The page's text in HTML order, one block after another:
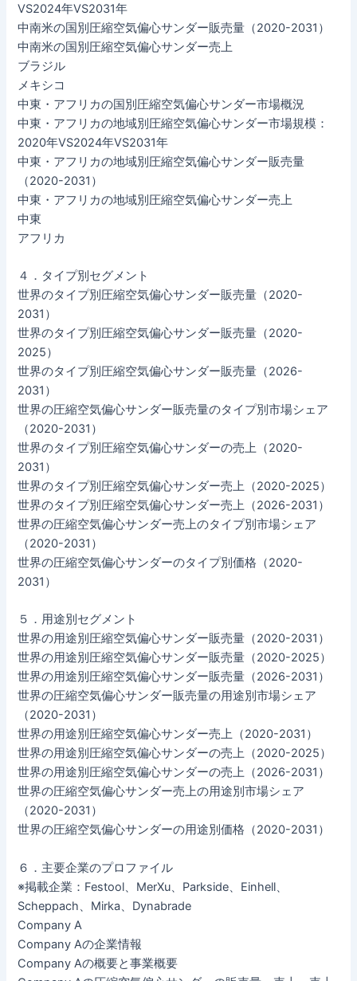
VS2024年VS2031年
中南米の国別圧縮空気偏心サンダー販売量（2020-2031）
中南米の国別圧縮空気偏心サンダー売上
ブラジル
メキシコ
中東・アフリカの国別圧縮空気偏心サンダー市場概況
中東・アフリカの地域別圧縮空気偏心サンダー市場規模：
2020年VS2024年VS2031年
中東・アフリカの地域別圧縮空気偏心サンダー販売量
（2020-2031）
中東・アフリカの地域別圧縮空気偏心サンダー売上
中東
アフリカ
４．タイプ別セグメント
世界のタイプ別圧縮空気偏心サンダー販売量（2020-
2031）
世界のタイプ別圧縮空気偏心サンダー販売量（2020-
2025）
世界のタイプ別圧縮空気偏心サンダー販売量（2026-
2031）
世界の圧縮空気偏心サンダー販売量のタイプ別市場シェア
（2020-2031）
世界のタイプ別圧縮空気偏心サンダーの売上（2020-
2031）
世界のタイプ別圧縮空気偏心サンダー売上（2020-2025）
世界のタイプ別圧縮空気偏心サンダー売上（2026-2031）
世界の圧縮空気偏心サンダー売上のタイプ別市場シェア
（2020-2031）
世界の圧縮空気偏心サンダーのタイプ別価格（2020-
2031）
５．用途別セグメント
世界の用途別圧縮空気偏心サンダー販売量（2020-2031）
世界の用途別圧縮空気偏心サンダー販売量（2020-2025）
世界の用途別圧縮空気偏心サンダー販売量（2026-2031）
世界の圧縮空気偏心サンダー販売量の用途別市場シェア
（2020-2031）
世界の用途別圧縮空気偏心サンダー売上（2020-2031）
世界の用途別圧縮空気偏心サンダーの売上（2020-2025）
世界の用途別圧縮空気偏心サンダーの売上（2026-2031）
世界の圧縮空気偏心サンダー売上の用途別市場シェア
（2020-2031）
世界の圧縮空気偏心サンダーの用途別価格（2020-2031）
６．主要企業のプロファイル
※掲載企業：Festool、MerXu、Parkside、Einhell、
Scheppach、Mirka、Dynabrade
Company A
Company Aの企業情報
Company Aの概要と事業概要